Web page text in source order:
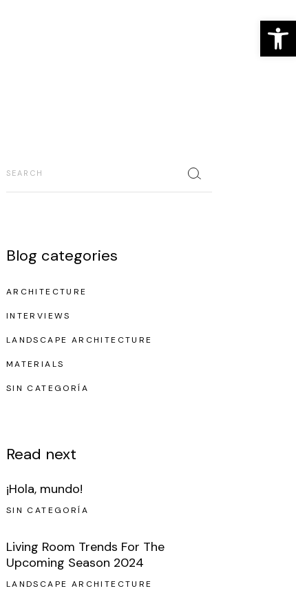
Blog categories
ARCHITECTURE
INTERVIEWS
LANDSCAPE ARCHITECTURE
MATERIALS
SIN CATEGORÍA
Read next
¡Hola, mundo!
SIN CATEGORÍA
Living Room Trends For The
Upcoming Season 2024
LANDSCAPE ARCHITECTURE